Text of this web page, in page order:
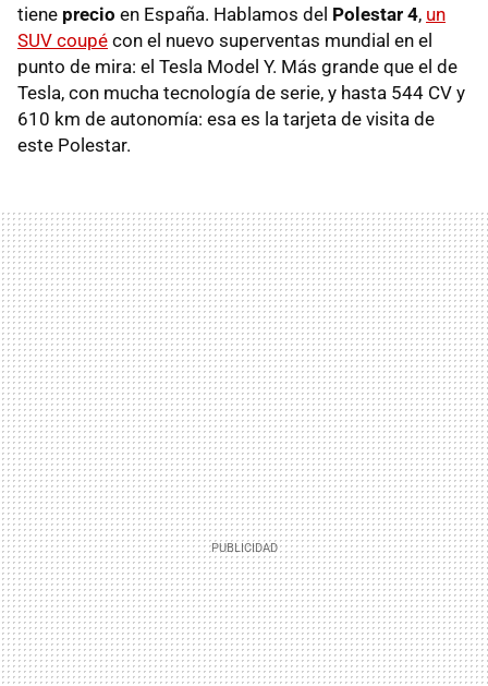
tiene precio en España. Hablamos del Polestar 4, un
SUV coupé con el nuevo superventas mundial en el
punto de mira: el Tesla Model Y. Más grande que el de
Tesla, con mucha tecnología de serie, y hasta 544 CV y
610 km de autonomía: esa es la tarjeta de visita de
este Polestar.